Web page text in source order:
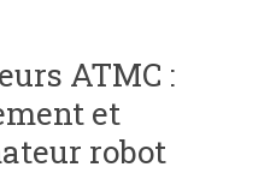
ATMC :
et
robot